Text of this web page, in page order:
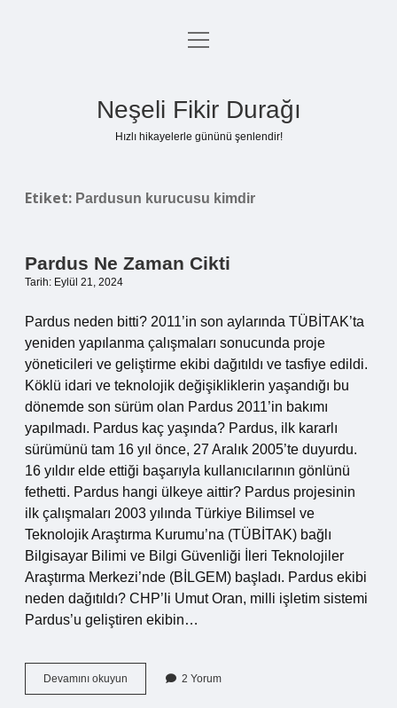
Anasayfa
menüyü
Neşeli Fikir Durağı
Hızlı hikayelerle gününü şenlendir!
Etiket: Pardusun kurucusu kimdir
Pardus Ne Zaman Cikti
Tarih: Eylül 21, 2024
Pardus neden bitti? 2011’in son aylarında TÜBİTAK’ta
yeniden yapılanma çalışmaları sonucunda proje
yöneticileri ve geliştirme ekibi dağıtıldı ve tasfiye edildi.
Köklü idari ve teknolojik değişikliklerin yaşandığı bu
dönemde son sürüm olan Pardus 2011’in bakımı
yapılmadı. Pardus kaç yaşında? Pardus, ilk kararlı
sürümünü tam 16 yıl önce, 27 Aralık 2005’te duyurdu.
16 yıldır elde ettiği başarıyla kullanıcılarının gönlünü
fethetti. Pardus hangi ülkeye aittir? Pardus projesinin
ilk çalışmaları 2003 yılında Türkiye Bilimsel ve
Teknolojik Araştırma Kurumu’na (TÜBİTAK) bağlı
Bilgisayar Bilimi ve Bilgi Güvenliği İleri Teknolojiler
Araştırma Merkezi’nde (BİLGEM) başladı. Pardus ekibi
neden dağıtıldı? CHP’li Umut Oran, milli işletim sistemi
Pardus’u geliştiren ekibin…
Devamını okuyun
Ne
2 Yorum